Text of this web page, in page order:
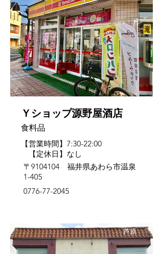
Ｙショップ源野屋酒店
食料品
【営業時間】7:30-22:00
【定休日】なし
〒9104104 福井県あわら市温泉
1-405
0776-77-2045
芦原